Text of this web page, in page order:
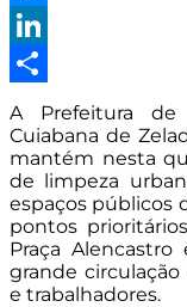
Messenger
LinkedIn
Share
A Prefeitura de
Cuiabana de
mantém nesta
de limpeza
espaços públicos
pontos
Praça
grande
e trabalhadores.